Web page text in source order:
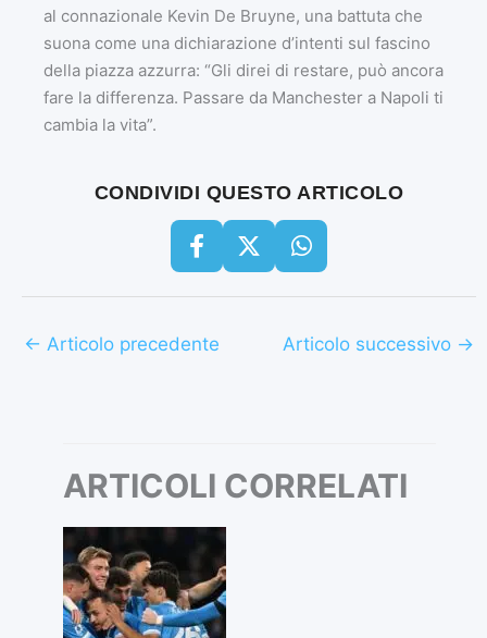
al connazionale Kevin De Bruyne, una battuta che
suona come una dichiarazione d’intenti sul fascino
della piazza azzurra: “Gli direi di restare, può ancora
fare la differenza. Passare da Manchester a Napoli ti
cambia la vita”.
CONDIVIDI QUESTO ARTICOLO
← Articolo precedente Articolo successivo →
ARTICOLI CORRELATI